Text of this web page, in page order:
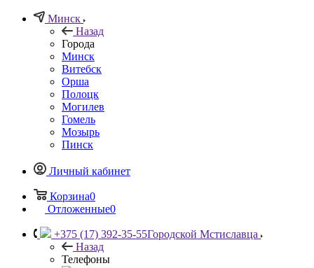
Минск
Назад
Города
Минск
Витебск
Орша
Полоцк
Могилев
Гомель
Мозырь
Пинск
Личный кабинет
Корзина0
Отложенные0
+375 (17) 392-35-55Городской Мстиславца
Назад
Телефоны